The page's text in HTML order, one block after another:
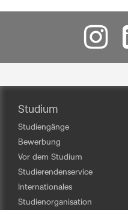
Studium
Studiengänge
Bewerbung
Vor dem Studium
Studierendenservice
Internationales
Studienorganisation